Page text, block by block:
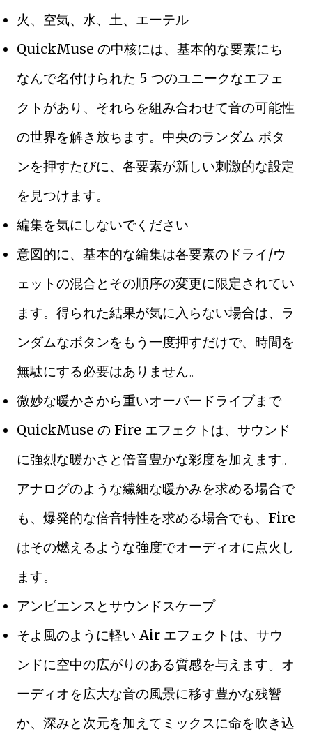
火、空気、水、土、エーテル
QuickMuse の中核には、基本的な要素にち
なんで名付けられた 5 つのユニークなエフェ
クトがあり、それらを組み合わせて音の可能性
の世界を解き放ちます。中央のランダム ボタ
ンを押すたびに、各要素が新しい刺激的な設定
を見つけます。
編集を気にしないでください
意図的に、基本的な編集は各要素のドライ/ウ
ェットの混合とその順序の変更に限定されてい
ます。得られた結果が気に入らない場合は、ラ
ンダムなボタンをもう一度押すだけで、時間を
無駄にする必要はありません。
微妙な暖かさから重いオーバードライブまで
QuickMuse の Fire エフェクトは、サウンド
に強烈な暖かさと倍音豊かな彩度を加えます。
アナログのような繊細な暖かみを求める場合で
も、爆発的な倍音特性を求める場合でも、Fire
はその燃えるような強度でオーディオに点火し
ます。
アンビエンスとサウンドスケープ
そよ風のように軽い Air エフェクトは、サウ
ンドに空中の広がりのある質感を与えます。オ
ーディオを広大な音の風景に移す豊かな残響
か、深みと次元を加えてミックスに命を吹き込